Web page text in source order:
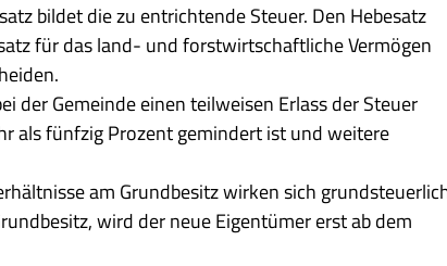
bildet die zu entrichtende Steuer. Den Hebesatz
für das land- und forstwirtschaftliche Vermögen
der Gemeinde einen teilweisen Erlass der Steuer
als fünfzig Prozent gemindert ist und weitere
am Grundbesitz wirken sich
wird der neue Eigentümer erst ab dem